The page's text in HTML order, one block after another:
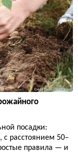
посадки:
расстоянием 50–
правила — и